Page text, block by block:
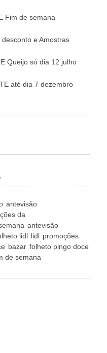
Fim de semana
e Amostras
Queijo só dia 12 julho
até dia 7 dezembro
antevisão
da
antevisão
lidl lidl promoções
bazar folheto pingo doce
de semana